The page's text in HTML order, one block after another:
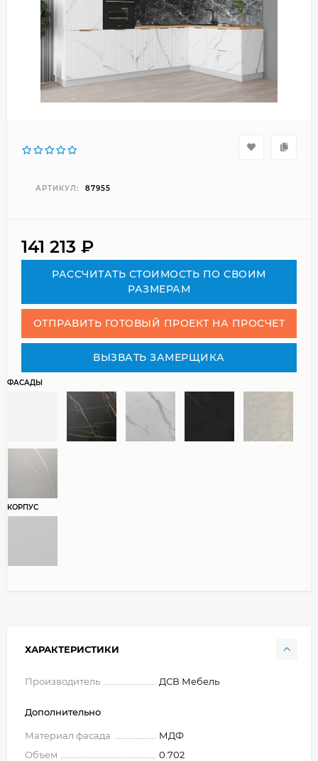
АРТИКУЛ: 87955
141 213 ₽
РАСCЧИТАТЬ СТОИМОСТЬ ПО СВОИМ
РАЗМЕРАМ
ОТПРАВИТЬ ГОТОВЫЙ ПРОЕКТ НА ПРОСЧЕТ
ВЫЗВАТЬ ЗАМЕРЩИКА
ФАСАДЫ
КОРПУС
ХАРАКТЕРИСТИКИ
Производитель ДСВ Мебель
Дополнительно
Материал фасада
МДФ
Объем
0.702